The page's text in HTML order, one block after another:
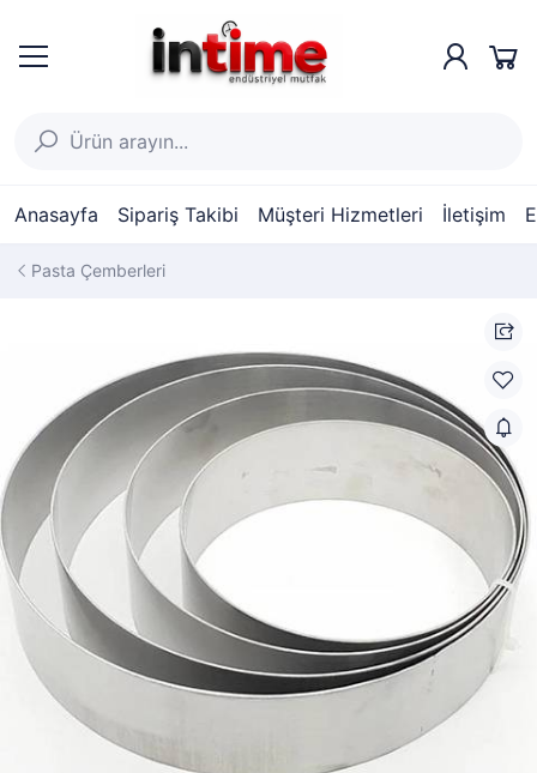
Anasayfa Sipariş Takibi Müşteri Hizmetleri İletişim
Pasta Çemberleri